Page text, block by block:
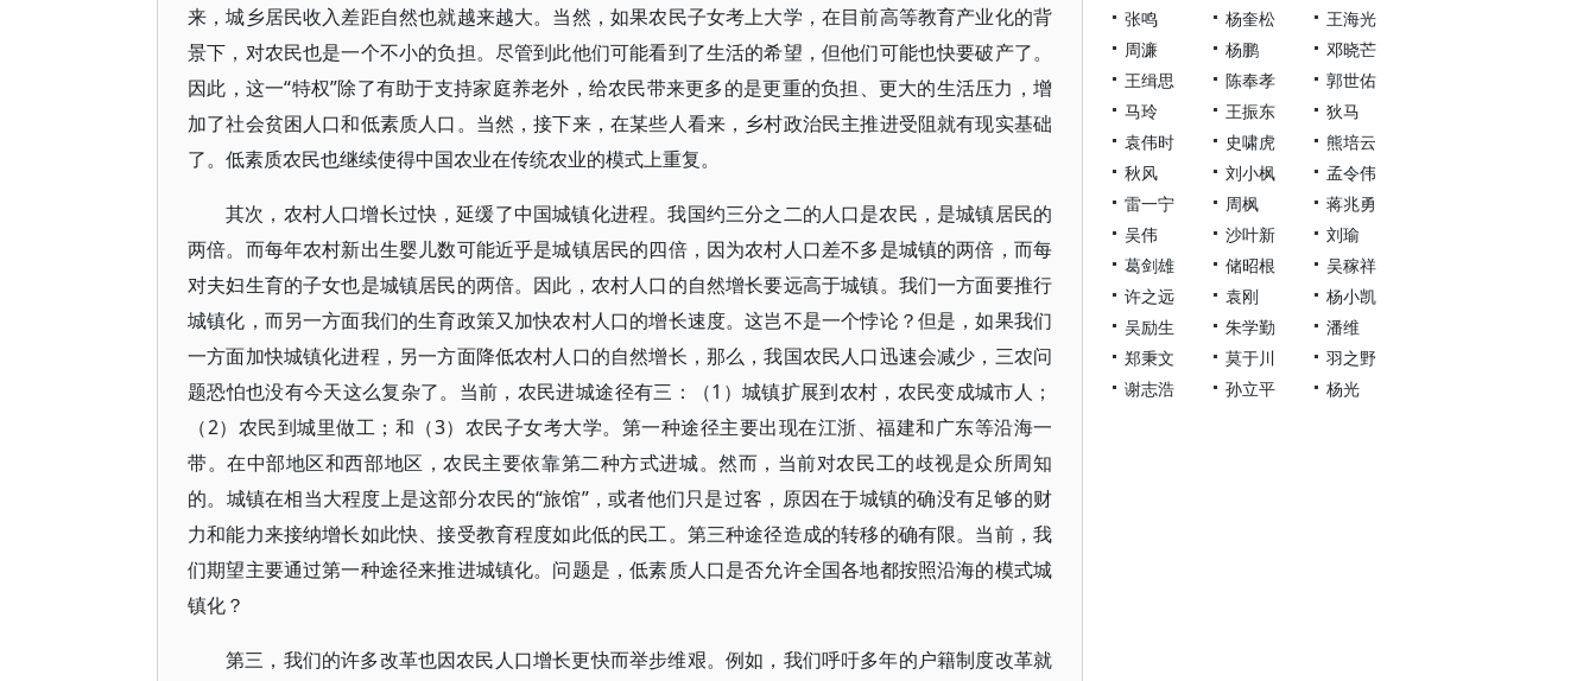
来，城乡居民收入差距自然也就越来越大。当然，如果农民子女考上大学，在目前高等教育产业化的背
景下，对农民也是一个不小的负担。尽管到此他们可能看到了生活的希望，但他们可能也快要破产了。
因此，这一“特权”除了有助于支持家庭养老外，给农民带来更多的是更重的负担、更大的生活压力，增
加了社会贫困人口和低素质人口。当然，接下来，在某些人看来，乡村政治民主推进受阻就有现实基础
了。低素质农民也继续使得中国农业在传统农业的模式上重复。
其次，农村人口增长过快，延缓了中国城镇化进程。我国约三分之二的人口是农民，是城镇居民的
两倍。而每年农村新出生婴儿数可能近乎是城镇居民的四倍，因为农村人口差不多是城镇的两倍，而每
对夫妇生育的子女也是城镇居民的两倍。因此，农村人口的自然增长要远高于城镇。我们一方面要推行
城镇化，而另一方面我们的生育政策又加快农村人口的增长速度。这岂不是一个悖论？但是，如果我们
一方面加快城镇化进程，另一方面降低农村人口的自然增长，那么，我国农民人口迅速会减少，三农问
题恐怕也没有今天这么复杂了。当前，农民进城途径有三：（1）城镇扩展到农村，农民变成城市人；
（2）农民到城里做工；和（3）农民子女考大学。第一种途径主要出现在江浙、福建和广东等沿海一
带。在中部地区和西部地区，农民主要依靠第二种方式进城。然而，当前对农民工的歧视是众所周知
的。城镇在相当大程度上是这部分农民的“旅馆”，或者他们只是过客，原因在于城镇的确没有足够的财
力和能力来接纳增长如此快、接受教育程度如此低的民工。第三种途径造成的转移的确有限。当前，我
们期望主要通过第一种途径来推进城镇化。问题是，低素质人口是否允许全国各地都按照沿海的模式城
镇化？
第三，我们的许多改革也因农民人口增长更快而举步维艰。例如，我们呼吁多年的户籍制度改革就
张鸣
杨奎松
王海光
周濂
杨鹏
邓晓芒
王缉思
陈奉孝
郭世佑
马玲
王振东
狄马
袁伟时
史啸虎
熊培云
秋风
刘小枫
孟令伟
雷一宁
周枫
蒋兆勇
吴伟
沙叶新
刘瑜
葛剑雄
储昭根
吴稼祥
许之远
袁刚
杨小凯
吴励生
朱学勤
潘维
郑秉文
莫于川
羽之野
谢志浩
孙立平 杨光